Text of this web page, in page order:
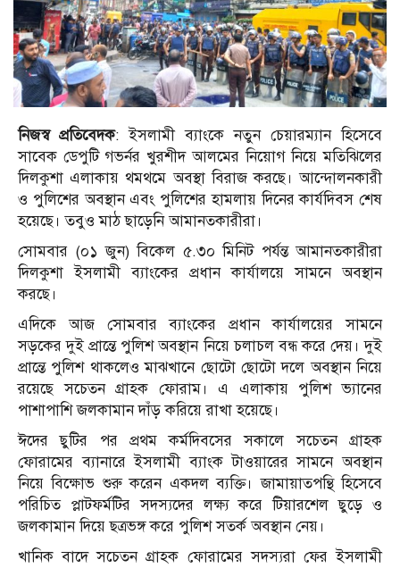
নিজস্ব প্রতিবেদক: ইসলামী ব্যাংকে নতুন চেয়ারম্যান হিসেবে
সাবেক ডেপুটি গভর্নর খুরশীদ আলমের নিয়োগ নিয়ে মতিঝিলের
দিলকুশা এলাকায় থমথমে অবস্থা বিরাজ করছে। আন্দোলনকারী
ও পুলিশের অবস্থান এবং পুলিশের হামলায় দিনের কার্যদিবস শেষ
হয়েছে। তবুও মাঠ ছাড়েনি আমানতকারীরা।
সোমবার (০১ জুন) বিকেল ৫.৩০ মিনিট পর্যন্ত আমানতকারীরা
দিলকুশা ইসলামী ব্যাংকের প্রধান কার্যালয়ে সামনে অবস্থান
করছে।
এদিকে আজ সোমবার ব্যাংকের প্রধান কার্যালয়ের সামনে
সড়কের দুই প্রান্তে পুলিশ অবস্থান নিয়ে চলাচল বন্ধ করে দেয়। দুই
প্রান্তে পুলিশ থাকলেও মাঝখানে ছোটো ছোটো দলে অবস্থান নিয়ে
রয়েছে সচেতন গ্রাহক ফোরাম। এ এলাকায় পুলিশ ভ্যানের
পাশাপাশি জলকামান দাঁড় করিয়ে রাখা হয়েছে।
ঈদের ছুটির পর প্রথম কর্মদিবসের সকালে সচেতন গ্রাহক
ফোরামের ব্যানারে ইসলামী ব্যাংক টাওয়ারের সামনে অবস্থান
নিয়ে বিক্ষোভ শুরু করেন একদল ব্যক্তি। জামায়াতপন্থি হিসেবে
পরিচিত প্লাটফর্মটির সদস্যদের লক্ষ্য করে টিয়ারশেল ছুড়ে ও
জলকামান দিয়ে ছত্রভঙ্গ করে পুলিশ সতর্ক অবস্থান নেয়।
খানিক বাদে সচেতন গ্রাহক ফোরামের সদস্যরা ফের ইসলামী